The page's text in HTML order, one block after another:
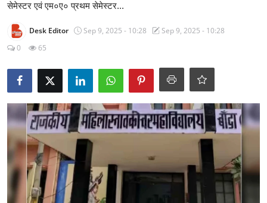
राज्य
बुन्देलखण्ड
वीडियो
क्राइम
स्पोर्ट्स
मनोरंजन
सेमेस्टर एवं एम०ए० प्रथम सेमेस्टर...
Desk Editor Sep 9, 2025 - 10:28
Sep 9, 2025 - 10:28
0
65